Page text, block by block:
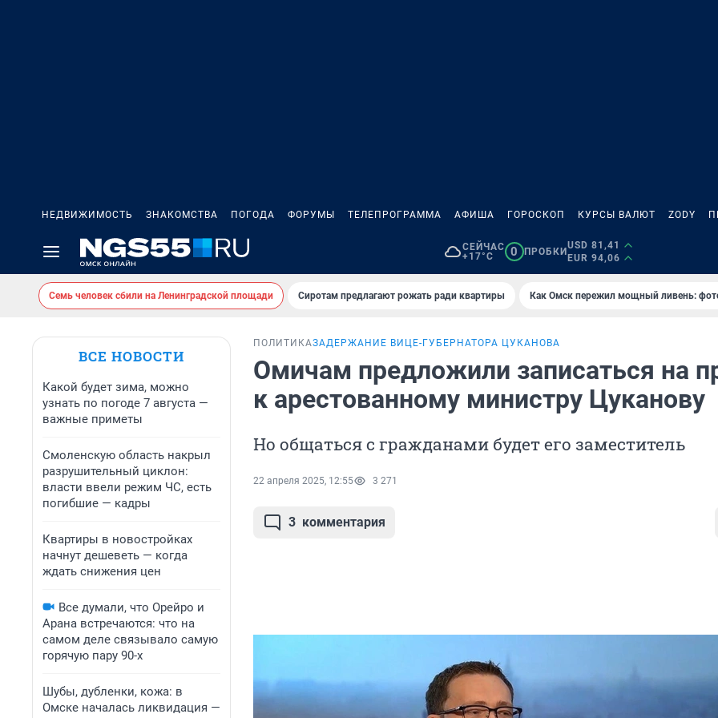
НЕДВИЖИМОСТЬ ЗНАКОМСТВА ПОГОДА ФОРУМЫ ТЕЛЕПРОГРАММА АФИША ГОРОСКОП КУРСЫ ВАЛЮТ ZODY
СЕЙЧАС
+17°C
0 ПРОБКИ
USD 81,41
EUR 94,06
Семь человек сбили на Ленинградской площади Сиротам предлагают рожать ради квартиры Как Омск пережил мощный ливень:
ВСЕ НОВОСТИ
Какой будет зима, можно
узнать по погоде 7 августа —
важные приметы
Смоленскую область накрыл
разрушительный циклон:
власти ввели режим ЧС, есть
погибшие — кадры
Квартиры в новостройках
начнут дешеветь — когда
ждать снижения цен
Все думали, что Орейро и
Арана встречаются: что на
самом деле связывало самую
горячую пару 90-х
Шубы, дубленки, кожа: в
Омске началась ликвидация —
ПОЛИТИКАЗАДЕРЖАНИЕ ВИЦЕ-ГУБЕРНАТОРА ЦУКАНОВА
Омичам предложили записаться на
к арестованному министру Цуканову
Но общаться с гражданами будет его заместитель
22 апреля 2025, 12:55 3 271
3 комментария